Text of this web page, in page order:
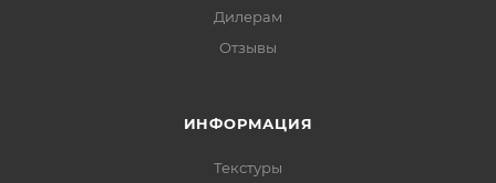
Дилерам
Отзывы
ИНФОРМАЦИЯ
Текстуры